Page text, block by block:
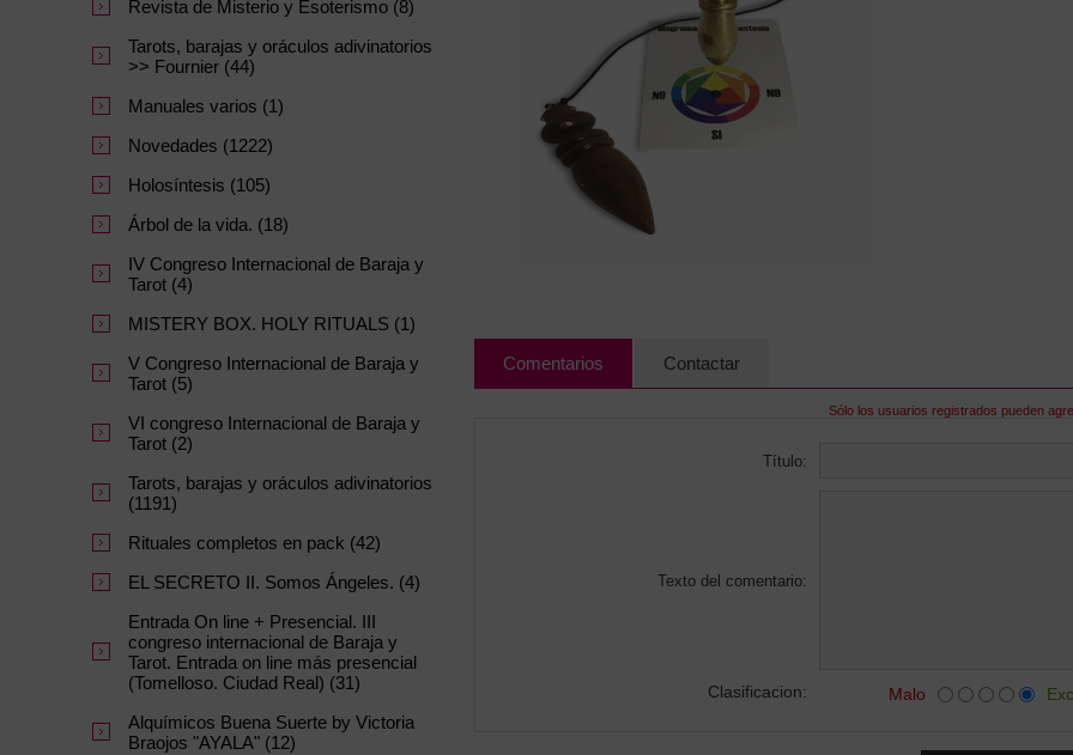
Comentarios Contactar
Sólo los usuarios registrados pueden
Título:
Texto del comentario:
Clasificacion: Malo
Revista de Misterio y Esoterismo (8)
Tarots, barajas y oráculos adivinatorios
>> Fournier (44)
Manuales varios (1)
Novedades (1222)
Holosíntesis (105)
Árbol de la vida. (18)
IV Congreso Internacional de Baraja y
Tarot (4)
MISTERY BOX. HOLY RITUALS (1)
V Congreso Internacional de Baraja y
Tarot (5)
VI congreso Internacional de Baraja y
Tarot (2)
Tarots, barajas y oráculos adivinatorios
(1191)
Rituales completos en pack (42)
EL SECRETO II. Somos Ángeles. (4)
Entrada On line + Presencial. III
congreso internacional de Baraja y
Tarot. Entrada on line más presencial
(Tomelloso. Ciudad Real) (31)
Alquímicos Buena Suerte by Victoria
Braojos "AYALA" (12)